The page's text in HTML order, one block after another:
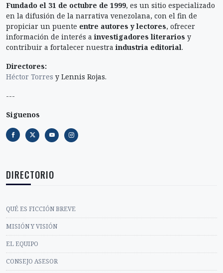
Fundado el 31 de octubre de 1999, es un sitio especializado
en la difusión de la narrativa venezolana, con el fin de
propiciar un puente entre autores y lectores, ofrecer
información de interés ainvestigadores literarios y
contribuir a fortalecer nuestraindustria editorial.
Directores:
Héctor Torres y Lennis Rojas.
---
Siguenos
DIRECTORIO
QUÉ ES FICCIÓN BREVE
MISIÓN Y VISIÓN
EL EQUIPO
CONSEJO ASESOR